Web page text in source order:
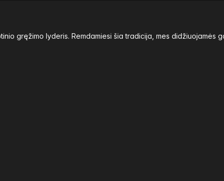
gręžimo lyderis. Remdamiesi šia tradicija, mes didžiuojamės